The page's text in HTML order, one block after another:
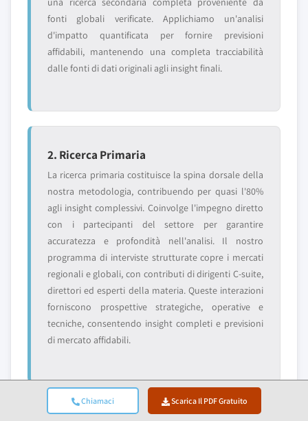
Chiamaci Scarica Il PDF Gratuito
fonti globali verificate. Applichiamo un'analisi
d'impatto quantificata per fornire previsioni
affidabili, mantenendo una completa tracciabilità
dalle fonti di dati originali agli insight finali.
2. Ricerca Primaria
La ricerca primaria costituisce la spina dorsale della
nostra metodologia, contribuendo per quasi l'80%
agli insight complessivi. Coinvolge l'impegno diretto
con i partecipanti del settore per garantire
accuratezza e profondità nell'analisi. Il nostro
programma di interviste strutturate copre i mercati
regionali e globali, con contributi di dirigenti C-suite,
direttori ed esperti della materia. Queste interazioni
forniscono prospettive strategiche, operative e
tecniche, consentendo insight completi e previsioni
di mercato affidabili.